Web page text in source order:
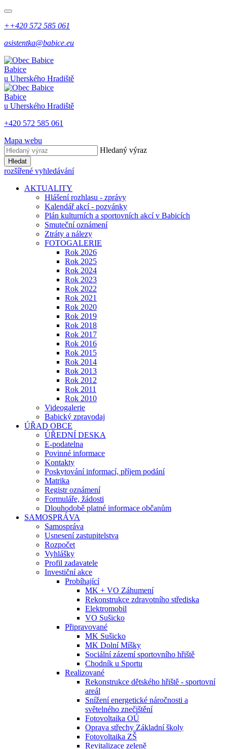
++420 572 585 061
asistentka@babice.eu
Babice
u Uherského Hradiště
Babice
u Uherského Hradiště
+420 572 585 061
Mapa webu
Hledaný výraz
Hledat
rozšířené vyhledávání
AKTUALITY
Hlášení rozhlasu - zprávy
Kalendář akcí - pozvánky
Plán kulturních a sportovních akcí v Babicích
Smuteční oznámení
Ztráty a nálezy
FOTOGALERIE
Rok 2026
Rok 2025
Rok 2024
Rok 2023
Rok 2022
Rok 2021
Rok 2020
Rok 2019
Rok 2018
Rok 2017
Rok 2016
Rok 2015
Rok 2014
Rok 2013
Rok 2012
Rok 2011
Rok 2010
Videogalerie
Babický zpravodaj
ÚŘAD OBCE
ÚŘEDNÍ DESKA
E-podatelna
Povinné informace
Kontakty
Poskytování informací, příjem podání
Matrika
Registr oznámení
Formuláře, žádosti
Dlouhodobě platné informace občanům
SAMOSPRÁVA
Samospráva
Usnesení zastupitelstva
Rozpočet
Vyhlášky
Profil zadavatele
Investiční akce
Probíhající
MK + VO Záhumení
Rekonstrukce zdravotního střediska
Elektromobil
VO Sušicko
Připravované
MK Sušicko
MK Dolní Míšky
Sociální zázemí sportovního hřiště
Chodník u Sportu
Realizované
Rekonstrukce dětského hřiště - sportovní
areál
Snížení energetické náročnosti a
světelného znečištění
Fotovoltaika OÚ
Oprava střechy Základní školy
Fotovoltaika ZŠ
Revitalizace zeleně